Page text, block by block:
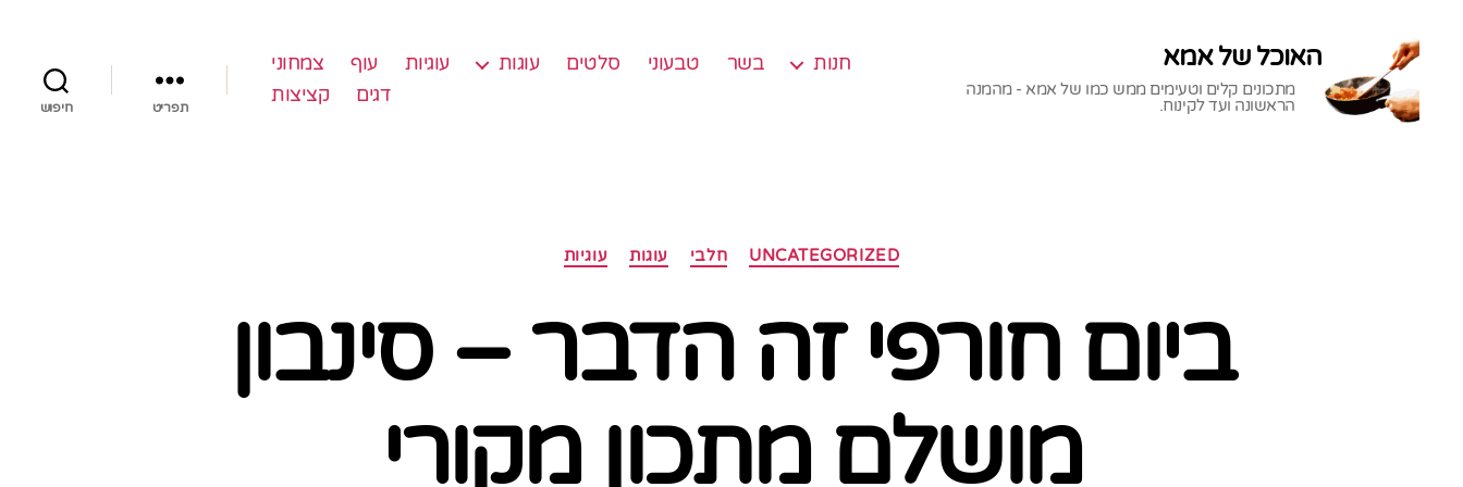
האוכל של אמא
מתכונים קלים וטעימים ממש כמו של אמא - מהמנה
הראשונה ועד לקינוח.
חנות בשר טבעוני סלטים עוגות עוגיות עוף
צמחוני
דגים
קציצות
תפריט חיפוש
קטגוריות UNCATEGORIZED חלבי עוגות עוגיות
ביום חורפי זה הדבר – סינבון
מושלם מתכון מקורי